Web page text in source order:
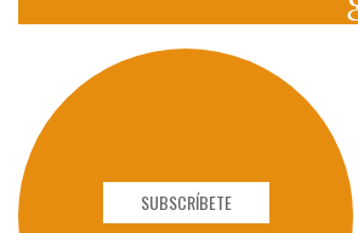
SUBSCRÍBETE